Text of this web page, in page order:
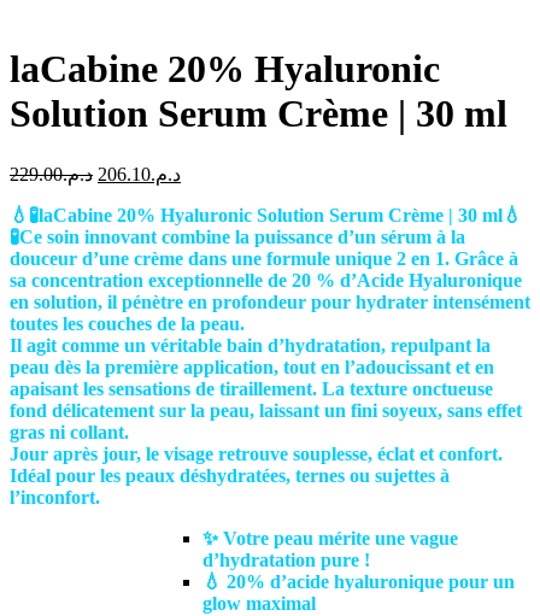
laCabine 20% Hyaluronic
Solution Serum Crème | 30 ml
د.م.229.00
Le
initial
était :
د.م.229.00.
د.م.206.10
Le
actuel
est :
د.م.206.10.
💧🧪laCabine 20% Hyaluronic Solution Serum Crème | 30 ml💧
🧪Ce soin innovant combine la puissance d’un sérum à la
douceur d’une crème dans une formule unique 2 en 1. Grâce à
sa concentration exceptionnelle de 20 % d’Acide Hyaluronique
en solution, il pénètre en profondeur pour hydrater intensément
toutes les couches de la peau.
Il agit comme un véritable bain d’hydratation, repulpant la
peau dès la première application, tout en l’adoucissant et en
apaisant les sensations de tiraillement. La texture onctueuse
fond délicatement sur la peau, laissant un fini soyeux, sans effet
gras ni collant.
Jour après jour, le visage retrouve souplesse, éclat et confort.
Idéal pour les peaux déshydratées, ternes ou sujettes à
l’inconfort.
✨ Votre peau mérite une vague
d’hydratation pure !
💧 20% d’acide hyaluronique pour un
glow maximal